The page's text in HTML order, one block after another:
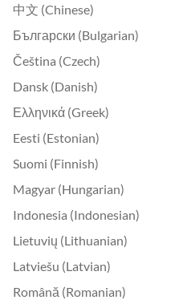
中文 (Chinese)
Български (Bulgarian)
Čeština (Czech)
Dansk (Danish)
Ελληνικά (Greek)
Eesti (Estonian)
Suomi (Finnish)
Magyar (Hungarian)
Indonesia (Indonesian)
Lietuvių (Lithuanian)
Latviešu (Latvian)
Română (Romanian)